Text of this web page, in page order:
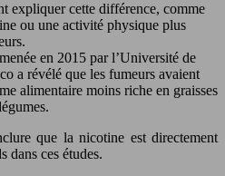
expliquer cette différence, comme
ou une activité physique plus
en 2015 par l’Université de
a révélé que les fumeurs avaient
alimentaire moins riche en graisses
que la nicotine est directement
dans ces études.